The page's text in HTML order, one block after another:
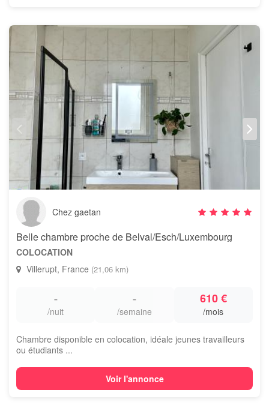
Chez gaetan
Belle chambre proche de Belval/Esch/Luxembourg
COLOCATION
Villerupt, France (21,06 km)
-
/nuit
-
/semaine
610 €
/mois
Chambre disponible en colocation, idéale jeunes travailleurs
ou étudiants ...
Voir l'annonce